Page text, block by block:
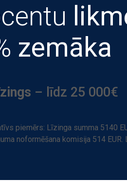
zemāka
– līdz 25 000€
piemērs: Līzinga summa 5140
noformēšana komisija 514